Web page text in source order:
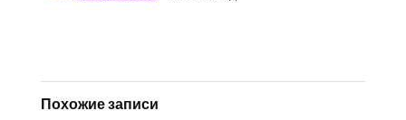
Похожие записи